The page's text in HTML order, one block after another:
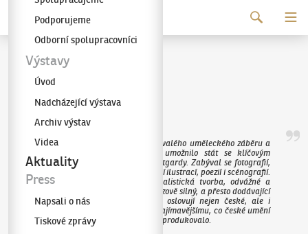
Galerie KODLPodporujeme
Odborní spolupracovníci
Výstavy
Úvod
Nadcházející výstava
Archiv výstav
Videa
Aktuality
Press
Napsali o nás
Tiskové zprávy
Jindřich Štyrský
(1899–1942)
Jindřich Štyrský byl mužem nebývalého uměleckého záběru a
organizačního nadání, což mu umožnilo stát se klíčovým
představitelem meziválečné avantgardy. Zabýval se fotografií,
kolážemi, malbou, grafikou, knižní ilustrací, poezií i scénografií.
Jeho osobitá artificiální a surrealistická tvorba, odvážné a
pokrokové koláže i rukopis – výrazově silný, a přesto dodávající
malbám na křehkosti – dodnes oslovují nejen české, ale i
evropské publikum a patří k nejzajímavějšímu, co české umění
první poloviny dvacátého století vyprodukovalo.